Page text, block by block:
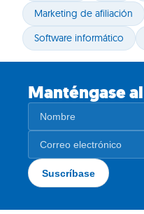
Marketing de afiliación
Software informático
Manténgase